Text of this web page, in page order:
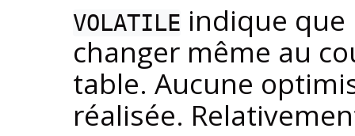
VOLATILE indique
changer même au
table. Aucune
réalisée.